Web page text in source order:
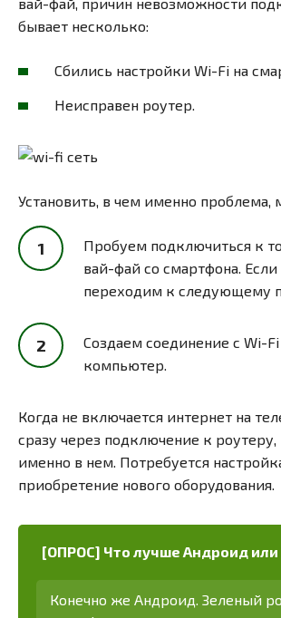
вай-фай, причин невозможности
бывает несколько:
Сбились настройки Wi-Fi на
Неисправен роутер.
Установить, в чем именно проблема,
Пробуем подключиться к
вай-фай со смартфона. Если
переходим к следующему
Создаем соединение с Wi-Fi
компьютер.
Когда не включается интернет на
сразу через подключение к
именно в нем. Потребуется
приобретение нового оборудования.
[ОПРОС] Что лучше Андроид или
Конечно же Андроид. Зеленый